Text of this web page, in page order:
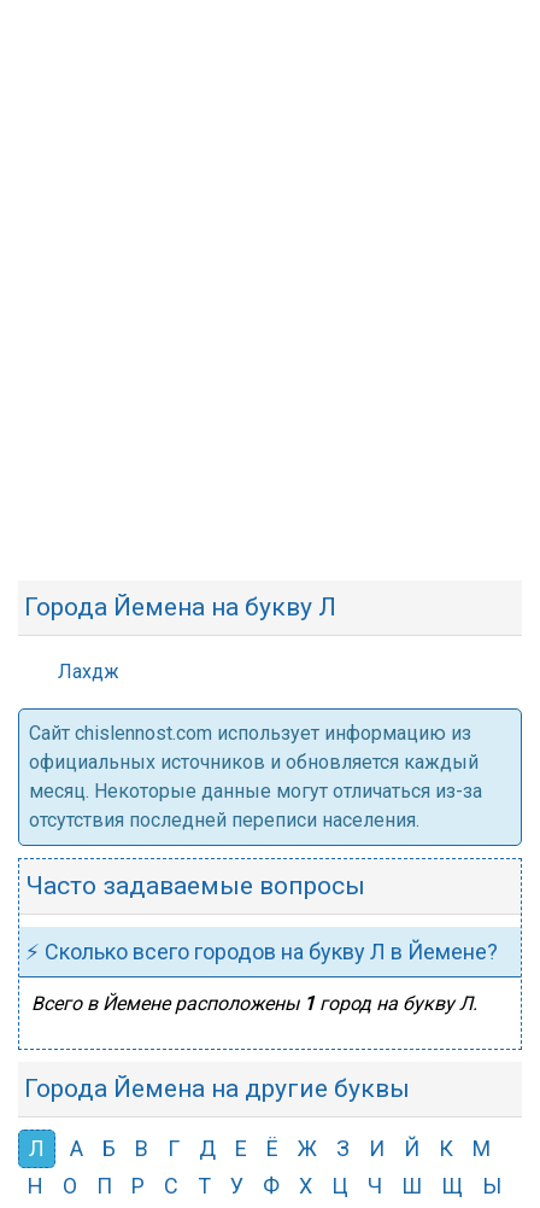
Города Йемена на букву Л
Лахдж
Cайт chislennost.com использует информацию из
официальных источников и обновляется каждый
месяц. Некоторые данные могут отличаться из-за
отсутствия последней переписи населения.
Часто задаваемые вопросы
⚡ Сколько всего городов на букву Л в Йемене?
Всего в Йемене расположены 1город на букву Л.
Города Йемена на другие буквы
Л А Б В Г Д Е Ё Ж З И Й К
М
Н
О П Р С Т У Ф Х Ц Ч Ш Щ
Ы